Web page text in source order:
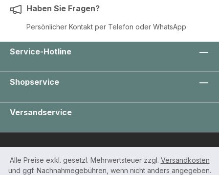
Haben Sie Fragen?
Persönlicher Kontakt per Telefon oder WhatsApp
Service-Hotline
Shopservice
Versandservice
Alle Preise exkl. gesetzl. Mehrwertsteuer zzgl. Versandkosten
und ggf. Nachnahmegebühren, wenn nicht anders angegeben.